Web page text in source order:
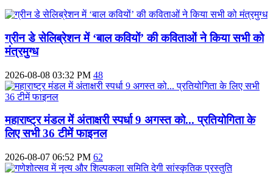
ग्रीन डे सेलिब्रेशन में ‘बाल कवियों’ की कविताओं ने किया सभी को
मंत्रमुग्ध
2026-08-08 03:32 PM 48
महाराष्‍ट्र मंडल में अंताक्षरी स्पर्धा 9 अगस्त को... प्रतियोगिता के
लिए सभी 36 टीमें फाइनल
2026-08-07 06:52 PM 62